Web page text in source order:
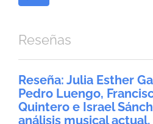
Reseñas
Reseña: Julia Esther
Pedro Luengo,
Quintero e Israel
análisis musical